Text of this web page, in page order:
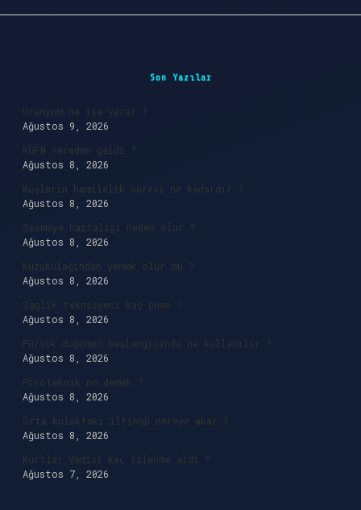
Son Yazılar
Uranyum ne işe yarar ?
Ağustos 9, 2026
KÖFN nereden geldi ?
Ağustos 8, 2026
Kuşların hamilelik süresi ne kadardır ?
Ağustos 8, 2026
Sevmeye hastalığı neden olur ?
Ağustos 8, 2026
Kuzukulağından yemek olur mu ?
Ağustos 8, 2026
Saglik teknisyeni kaç puan ?
Ağustos 8, 2026
Pürsik düğümün başlangıcında ne kullanılır ?
Ağustos 8, 2026
Piroteknik ne demek ?
Ağustos 8, 2026
Orta kulaktaki iltihap nereye akar ?
Ağustos 8, 2026
Kurtlar Vadisi kaç izlenme aldı ?
Ağustos 7, 2026